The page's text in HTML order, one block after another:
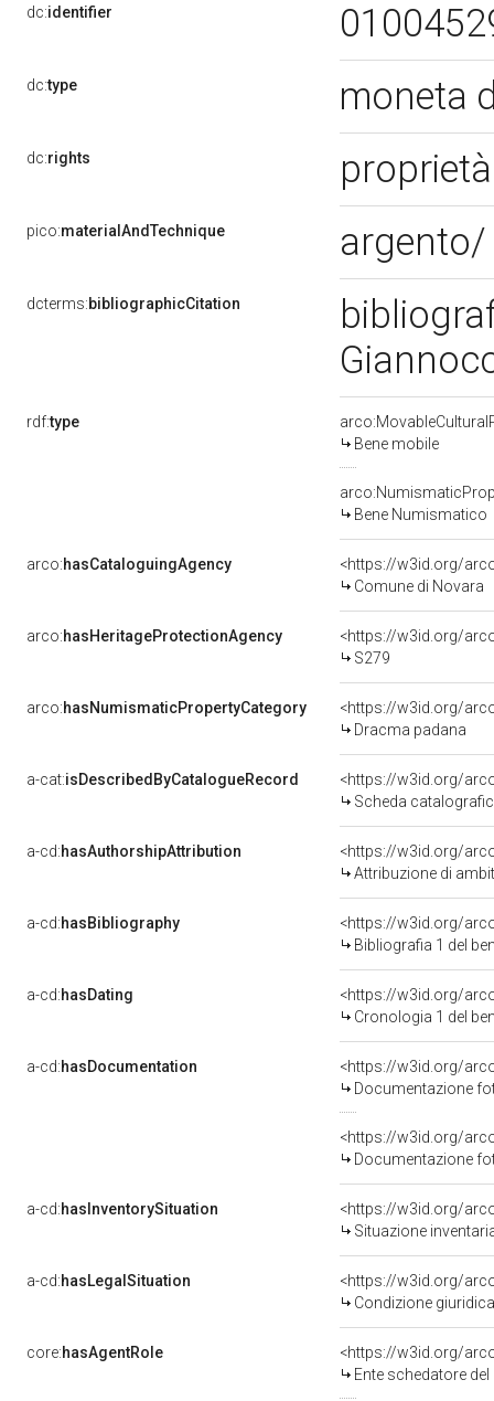
dc:identifier
dc:type moneta
dc:rights
pico:materialAndTechnique
dcterms:bibliographicCitation
rdf:type
Bene mobile
Bene Numismatico
arco:hasCataloguingAgency
<https://w3id.org/
Comune di Novara
arco:hasHeritageProtectionAgency
<https://w3id.org/
S279
arco:hasNumismaticPropertyCategory
<https://w3id.org/
Dracma padana
a-cat:isDescribedByCatalogueRecord
<https://w3id.org/
Scheda
a-cd:hasAuthorshipAttribution
<https://w3id.org/
Attribuzione di
a-cd:hasBibliography
<https://w3id.org/
Bibliografia 1 del
a-cd:hasDating
<https://w3id.org/
Cronologia 1 del
a-cd:hasDocumentation
Documentazione
Documentazione
a-cd:hasInventorySituation
<https://w3id.org/
Situazione
a-cd:hasLegalSituation
Condizione
core:hasAgentRole
<https://w3id.org/
Ente schedatore